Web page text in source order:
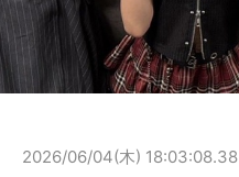
2026/06/04(木) 18:03:08.38